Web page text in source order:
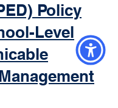
Policy
Level